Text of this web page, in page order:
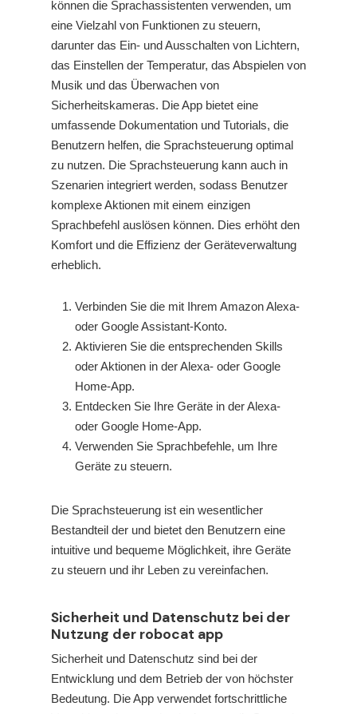
können die Sprachassistenten verwenden, um
eine Vielzahl von Funktionen zu steuern,
darunter das Ein- und Ausschalten von Lichtern,
das Einstellen der Temperatur, das Abspielen von
Musik und das Überwachen von
Sicherheitskameras. Die App bietet eine
umfassende Dokumentation und Tutorials, die
Benutzern helfen, die Sprachsteuerung optimal
zu nutzen. Die Sprachsteuerung kann auch in
Szenarien integriert werden, sodass Benutzer
komplexe Aktionen mit einem einzigen
Sprachbefehl auslösen können. Dies erhöht den
Komfort und die Effizienz der Geräteverwaltung
erheblich.
Verbinden Sie die mit Ihrem Amazon Alexa-
oder Google Assistant-Konto.
Aktivieren Sie die entsprechenden Skills
oder Aktionen in der Alexa- oder Google
Home-App.
Entdecken Sie Ihre Geräte in der Alexa-
oder Google Home-App.
Verwenden Sie Sprachbefehle, um Ihre
Geräte zu steuern.
Die Sprachsteuerung ist ein wesentlicher
Bestandteil der und bietet den Benutzern eine
intuitive und bequeme Möglichkeit, ihre Geräte
zu steuern und ihr Leben zu vereinfachen.
Sicherheit und Datenschutz bei der
Nutzung der robocat app
Sicherheit und Datenschutz sind bei der
Entwicklung und dem Betrieb der von höchster
Bedeutung. Die App verwendet fortschrittliche